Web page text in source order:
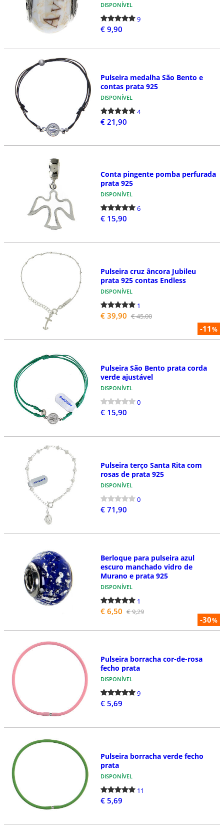
DISPONÍVEL
9
€ 9,90
Pulseira medalha São Bento e
contas prata 925
DISPONÍVEL
4
€ 21,90
Conta pingente pomba perfurada
prata 925
DISPONÍVEL
6
€ 15,90
-11%
Pulseira cruz âncora Jubileu
prata 925 contas Endless
DISPONÍVEL
1
€ 39,90 € 45,00
Pulseira São Bento prata corda
verde ajustável
DISPONÍVEL
0
€ 15,90
Pulseira terço Santa Rita com
rosas de prata 925
DISPONÍVEL
0
€ 71,90
-30%
Berloque para pulseira azul
escuro manchado vidro de
Murano e prata 925
DISPONÍVEL
1
€ 6,50 € 9,29
Pulseira borracha cor-de-rosa
fecho prata
DISPONÍVEL
9
€ 5,69
Pulseira borracha verde fecho
prata
DISPONÍVEL
11
€ 5,69